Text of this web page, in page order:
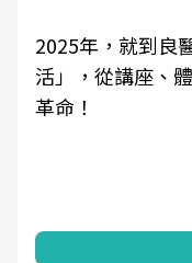
2025年，就到良
活」，從講座、
革命！